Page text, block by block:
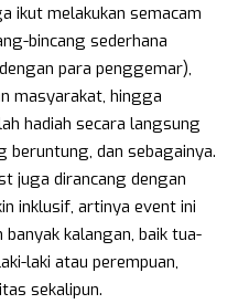
ikut melakukan semacam
bincang sederhana
para penggemar),
masyarakat, hingga
hadiah secara langsung
beruntung, dan sebagainya.
juga dirancang dengan
inklusif, artinya event ini
kalangan, baik tua-
laki atau perempuan,
sekalipun.